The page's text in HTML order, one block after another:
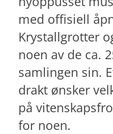
med offisiell
Krystallgrotter
noen av de ca.
samlingen sin.
drakt ønsker
på
for noen.